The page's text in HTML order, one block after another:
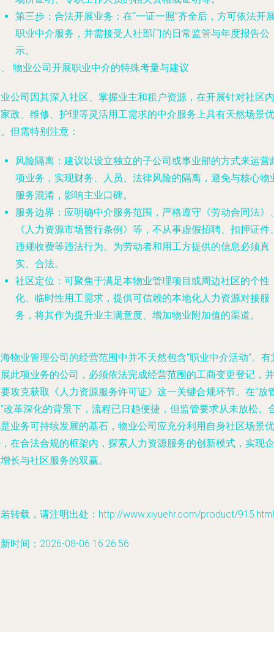
第三步：合法开展业务 ：在“一证一照”齐全后，方可依法开
职业中介服务，并需接受人社部门的日常监管与年度报告公
示。
物业公司开展职业中介的特殊考量与建议
公司因其深入社区、掌握业主和租户资源，在开展针对社区内
政、维修、护理等灵活用工需求的中介服务上具有天然场景优
但需特别注意：
风险隔离 ：建议以设立独立的子公司或事业部的方式来运营
项业务，实现财务、人员、法律风险的隔离，避免与核心物
服务混淆，影响主业口碑。
服务边界 ：应明确中介服务范围，严格遵守《劳动合同法》
《人力资源市场暂行条例》等，不从事虚假招聘、扣押证件
违规收费等违法行为。为劳动者和用工方提供的信息必须真
实、合法。
社区定位 ：可聚焦于满足本物业管理项目或周边社区的个性
化、临时性用工需求，提供可信赖的本地化人力资源对接服
务，将其作为提升业主满意度、增加物业附加值的渠道。
物业管理公司的经营范围中并不天然包含“职业中介活动”。有
此项业务的公司，必须依法完成经营范围的工商变更登记，并
攻克获取《人力资源服务许可证》这一关键合规环节。在“放
改革深化的背景下，流程已日趋便捷，但监管要求从未放松。
业务可持续发展的基石，物业公司应充分利用自身社区场景优
在合法合规的框架内，探索人力资源服务的创新模式，实现企
长与社区服务的双赢。
转载，请注明出处：http://www.xiyuehr.com/product/915.html
时间：2026-08-06 16:26:56